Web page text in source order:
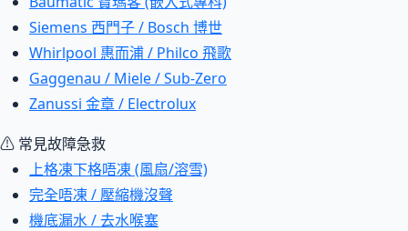
Siemens 西門子 / Bosch 博世
Whirlpool 惠而浦 / Philco 飛歌
Gaggenau / Miele / Sub-Zero
Zanussi 金章 / Electrolux
⚠ 常見故障急救
上格凍下格唔凍 (風扇/溶雪)
完全唔凍 / 壓縮機沒聲
機底漏水 / 去水喉塞